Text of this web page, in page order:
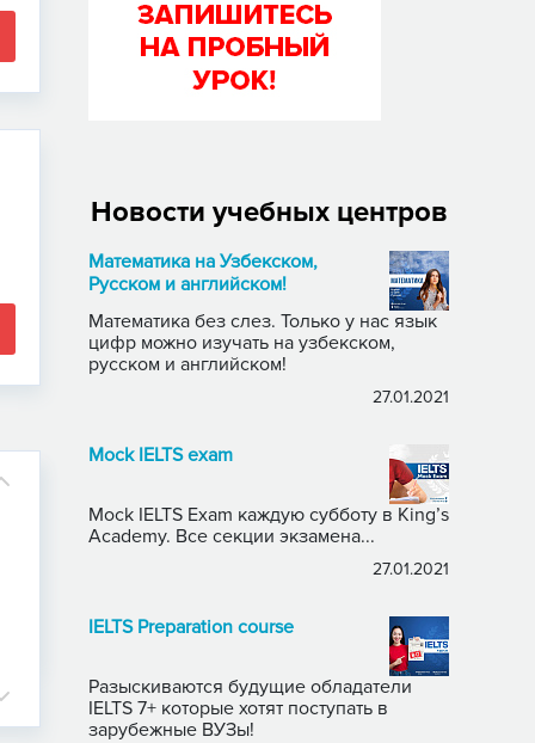
Новости учебных центров
Математика на Узбекском,
Русском и английском!
Математика без слез. Только у нас язык
цифр можно изучать на узбекском,
русском и английском!
27.01.2021
Mock IELTS exam
Mock IELTS Exam каждую субботу в King’s
Academy. Все секции экзамена...
27.01.2021
IELTS Preparation course
Разыскиваются будущие обладатели
IELTS 7+ которые хотят поступать в
зарубежные ВУЗы!